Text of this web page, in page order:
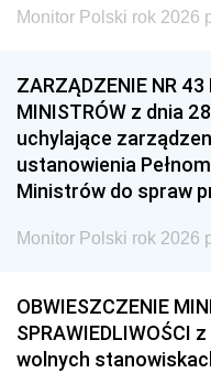
Monitor Polski rok 2026
ZARZĄDZENIE NR 43
MINISTRÓW z dnia
uchylające
ustanowienia
Ministrów do spraw
Monitor Polski rok 2026
OBWIESZCZENIE
SPRAWIEDLIWOŚCI
wolnych